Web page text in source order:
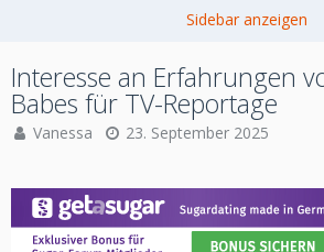
Interesse an Erfahrungen
Babes für TV-Reportage
Vanessa 23. September 2025